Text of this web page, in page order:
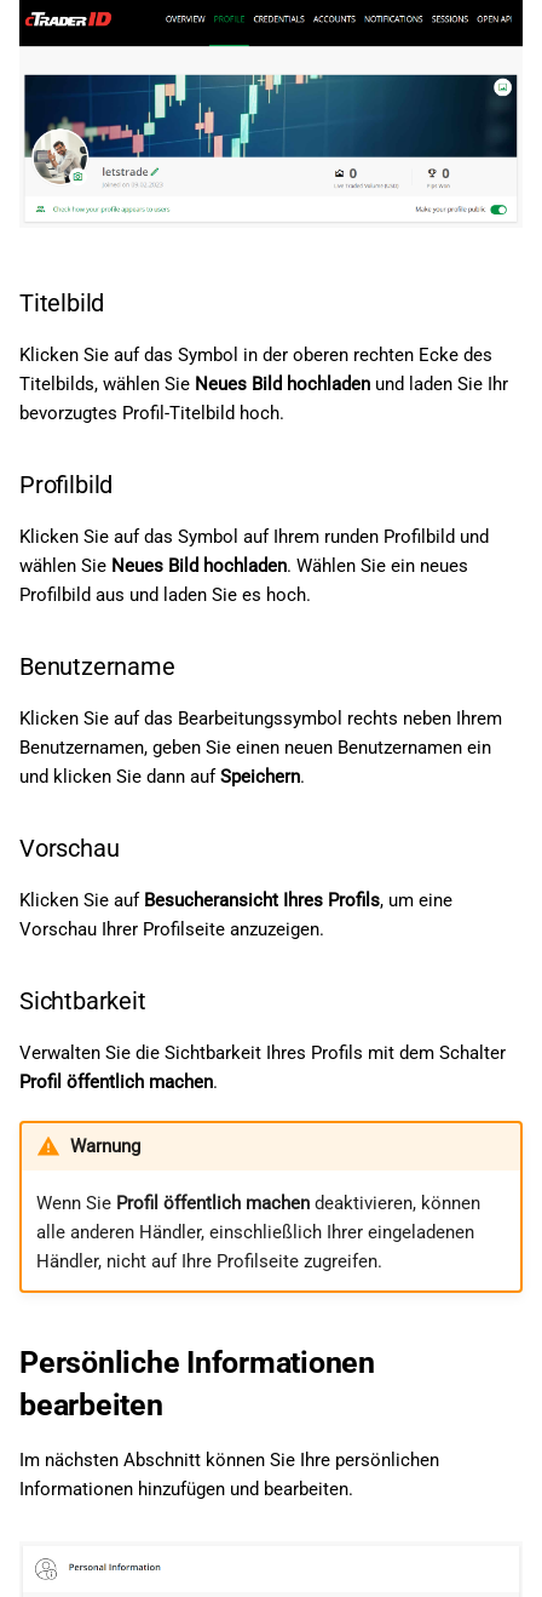
Titelbild
Klicken Sie auf das Symbol in der oberen rechten Ecke des
Titelbilds, wählen Sie Neues Bild hochladen und laden Sie Ihr
bevorzugtes Profil-Titelbild hoch.
Profilbild
Klicken Sie auf das Symbol auf Ihrem runden Profilbild und
wählen Sie Neues Bild hochladen. Wählen Sie ein neues
Profilbild aus und laden Sie es hoch.
Benutzername
Klicken Sie auf das Bearbeitungssymbol rechts neben Ihrem
Benutzernamen, geben Sie einen neuen Benutzernamen ein
und klicken Sie dann aufSpeichern.
Vorschau
Klicken Sie auf Besucheransicht Ihres Profils, um eine
Vorschau Ihrer Profilseite anzuzeigen.
Sichtbarkeit
Verwalten Sie die Sichtbarkeit Ihres Profils mit dem Schalter
Profil öffentlich machen.
Warnung
Wenn Sie Profil öffentlich machendeaktivieren, können
alle anderen Händler, einschließlich Ihrer eingeladenen
Händler, nicht auf Ihre Profilseite zugreifen.
Persönliche Informationen
bearbeiten
Im nächsten Abschnitt können Sie Ihre persönlichen
Informationen hinzufügen und bearbeiten.